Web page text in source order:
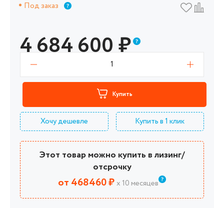
Под заказ
4 684 600₽
1
Купить
Хочу дешевле Купить в 1 клик
Этот товар можно купить в лизинг/
отсрочку
от 468460 ₽х 10 месяцев